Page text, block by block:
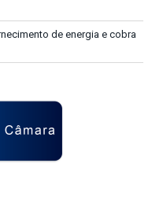
de energia e cobra